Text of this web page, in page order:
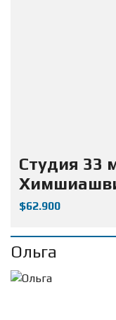
Студия 33
$62.900
Ольга